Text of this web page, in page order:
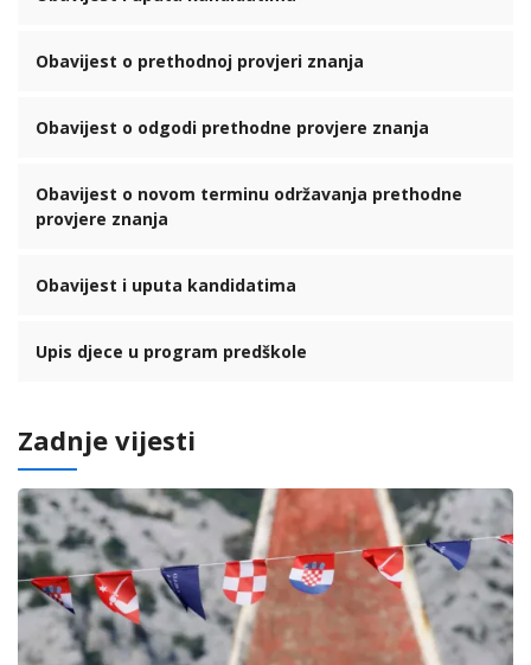
Obavijest o prethodnoj provjeri znanja
Obavijest o odgodi prethodne provjere znanja
Obavijest o novom terminu održavanja prethodne
provjere znanja
Obavijest i uputa kandidatima
Upis djece u program predškole
Zadnje vijesti